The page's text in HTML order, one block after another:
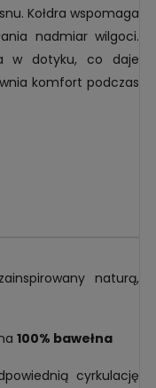
Kołdra wspomaga
nadmiar wilgoci.
w dotyku, co daje
komfort podczas
naturą,
100% bawełna
cyrkulację